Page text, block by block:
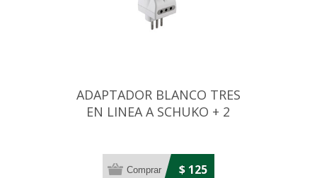
ADAPTADOR BLANCO TRES
EN LINEA A SCHUKO + 2
$ 125